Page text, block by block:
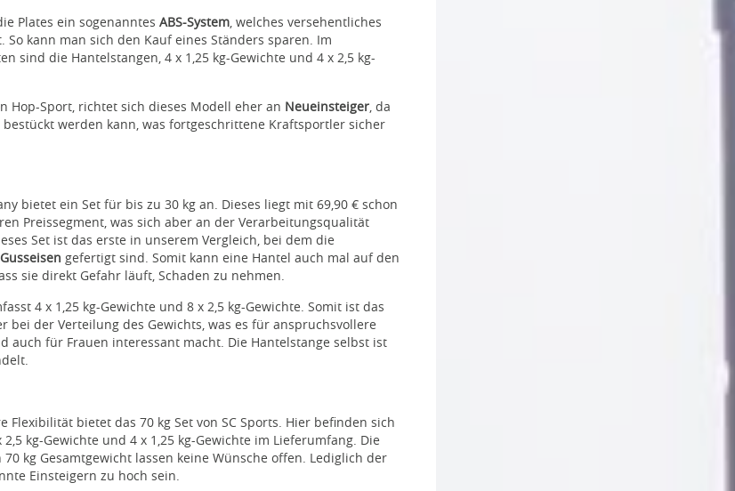
Plates ein sogenanntes ABS-System, welches versehentliches
So kann man sich den Kauf eines Ständers sparen. Im
sind die Hantelstangen, 4 x 1,25 kg-Gewichte und 4 x 2,5 kg-
Hop-Sport, richtet sich dieses Modell eher an Neueinsteiger, da
bestückt werden kann, was fortgeschrittene Kraftsportler sicher
bietet ein Set für bis zu 30 kg an. Dieses liegt mit 69,90 € schon
Preissegment, was sich aber an der Verarbeitungsqualität
Set ist das erste in unserem Vergleich, bei dem die
Gusseisen gefertigt sind. Somit kann eine Hantel auch mal auf den
sie direkt Gefahr läuft, Schaden zu nehmen.
4 x 1,25 kg-Gewichte und 8 x 2,5 kg-Gewichte. Somit ist das
bei der Verteilung des Gewichts, was es für anspruchsvollere
auch für Frauen interessant macht. Die Hantelstange selbst ist
Flexibilität bietet das 70 kg Set von SC Sports. Hier befinden sich
2,5 kg-Gewichte und 4 x 1,25 kg-Gewichte im Lieferumfang. Die
kg Gesamtgewicht lassen keine Wünsche offen. Lediglich der
Einsteigern zu hoch sein.